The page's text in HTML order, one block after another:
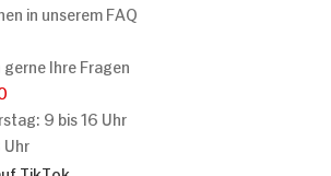
in unserem FAQ
Ihre Fragen
9 bis 16 Uhr
Uhr
TikTok